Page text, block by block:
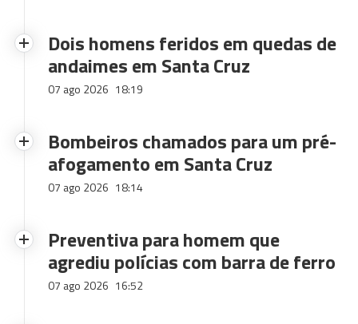
Dois homens feridos em quedas de
andaimes em Santa Cruz
07 ago 2026 18:19
Bombeiros chamados para um pré-
afogamento em Santa Cruz
07 ago 2026 18:14
Preventiva para homem que
agrediu polícias com barra de ferro
07 ago 2026 16:52